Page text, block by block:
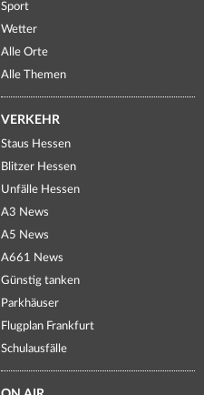
Sport
Wetter
Alle Orte
Alle Themen
VERKEHR
Staus Hessen
Blitzer Hessen
Unfälle Hessen
A3 News
A5 News
A661 News
Günstig tanken
Parkhäuser
Flugplan Frankfurt
Schulausfälle